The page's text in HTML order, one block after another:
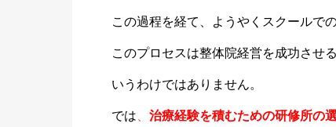
この過程を経て、ようやくスクールで
このプロセスは整体院経営を成功させ
いうわけではありません。
では 治療経験を積むための研修所の